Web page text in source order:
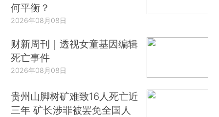
何平衡？
2026年08月08日
财新周刊｜透视女童基因编辑
死亡事件
2026年08月08日
贵州山脚树矿难致16人死亡近
三年 矿长涉罪被罢免全国人